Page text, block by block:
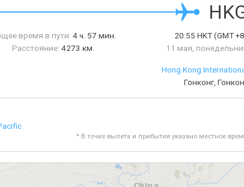
время в пути: 4 ч. 57 мин.
Расстояние: 4273 км.
20:55HKT(GMT
11 мая,
Hong Kong
Гонконг,
* В точке вылета и прибытия указано местное